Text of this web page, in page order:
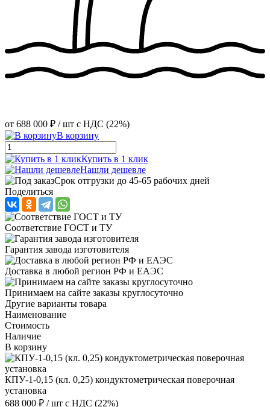
от 688 000 ₽ / шт с НДС (22%)
В корзину
Купить в 1 клик
Нашли дешевле
Срок отгрузки до 45-65 рабочих дней
Поделиться
Соответствие ГОСТ и ТУ
Гарантия завода изготовителя
Доставка в любой регион РФ и ЕАЭС
Принимаем на сайте заказы круглосуточно
Другие варианты товара
Наименование
Стоимость
Наличие
В корзину
КПУ-1-0,15 (кл. 0,25) кондуктометрическая поверочная
установка
688 000 ₽ / шт с НДС (22%)